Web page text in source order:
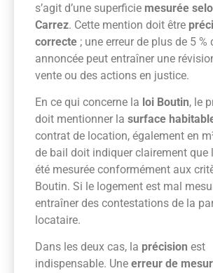
s’agit d’une superficie mesurée
Carrez. Cette mention doit être
correcte ; une erreur de plus de 5
annoncée peut entraîner une
vente ou des actions en justice.
En ce qui concerne la loi Boutin, le
doit mentionner la surface
contrat de location, également en
de bail doit indiquer clairement que
été mesurée conformément aux
Boutin. Si le logement est mal
entraîner des contestations de la
locataire.
Dans les deux cas, la précision est
indispensable. Une erreur de